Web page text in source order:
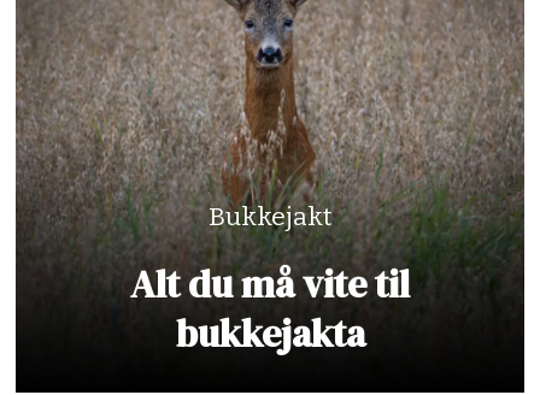
Bukkejakt
Alt du må vite til
bukkejakta